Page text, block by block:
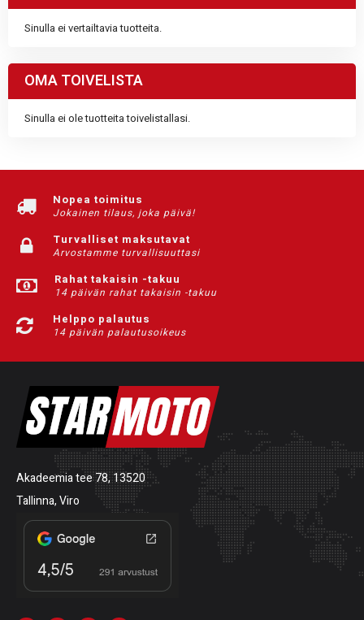
Sinulla ei vertailtavia tuotteita.
OMA TOIVELISTA
Sinulla ei ole tuotteita toivelistallasi.
Nopea toimitus
Jokainen tilaus, joka päivä!
Turvalliset maksutavat
Arvostamme turvallisuuttasi
Rahat takaisin -takuu
14 päivän rahat takaisin -takuu
Helppo palautus
14 päivän palautusoikeus
Akadeemia tee 78, 13520
Tallinna, Viro